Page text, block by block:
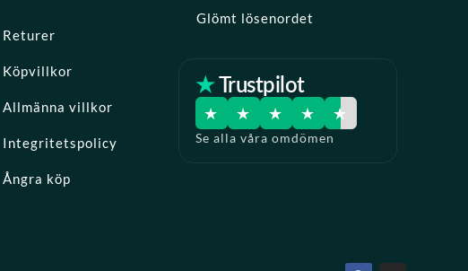
Returer
Köpvillkor
Allmänna villkor
Integritetspolicy
Ångra köp
Glömt lösenordet
★ Trustpilot
★ ★ ★ ★ ★
Se alla våra omdömen